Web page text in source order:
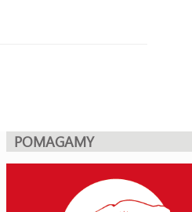
POMAGAMY